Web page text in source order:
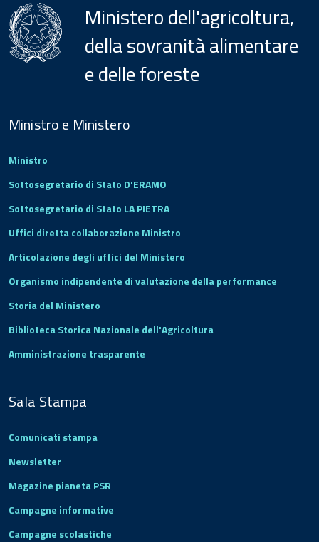
Ministero dell'agricoltura,
della sovranità alimentare
e delle foreste
Footer
Ministro e Ministero
Ministro
Sottosegretario di Stato D'ERAMO
Sottosegretario di Stato LA PIETRA
Uffici diretta collaborazione Ministro
Articolazione degli uffici del Ministero
Organismo indipendente di valutazione della performance
Storia del Ministero
Biblioteca Storica Nazionale dell'Agricoltura
Amministrazione trasparente
Sala Stampa
Comunicati stampa
Newsletter
Magazine pianeta PSR
Campagne informative
Campagne scolastiche